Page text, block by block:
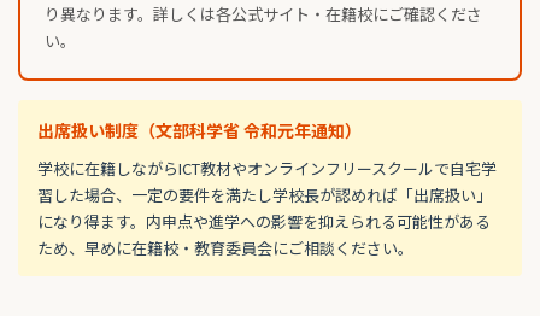
り異なります。詳しくは各公式サイト・在籍校にご確認くださ
い。
出席扱い制度（文部科学省 令和元年通知）
学校に在籍しながらICT教材やオンラインフリースクールで自宅学
習した場合、一定の要件を満たし学校長が認めれば「出席扱い」
になり得ます。内申点や進学への影響を抑えられる可能性がある
ため、早めに在籍校・教育委員会にご相談ください。